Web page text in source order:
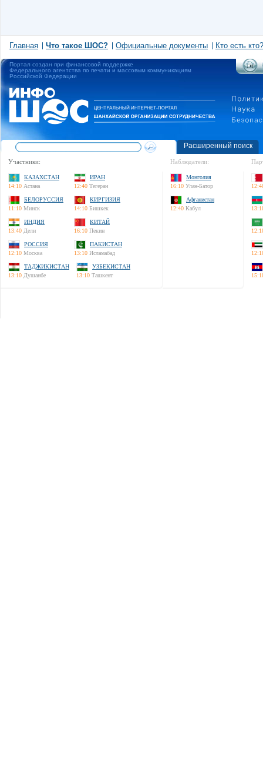
Главная Что такое ШОС? Официальные документы Кто есть кто?
Портал создан при финансовой поддержке
Федерального агентства по печати и массовым коммуникациям
Российской Федерации
Расширенный поиск
Участники:
КАЗАХСТАН
14:10 Астана
ИРАН
12:40 Тегеран
БЕЛОРУССИЯ
11:10 Минск
КИРГИЗИЯ
14:10 Бишкек
ИНДИЯ
13:40 Дели
КИТАЙ
16:10 Пекин
РОССИЯ
12:10 Москва
ПАКИСТАН
13:10 Исламабад
ТАДЖИКИСТАН
13:10 Душанбе
УЗБЕКИСТАН
13:10 Ташкент
Наблюдатели:
Монголия
16:10 Улан-Батор
Афганистан
12:40 Кабул